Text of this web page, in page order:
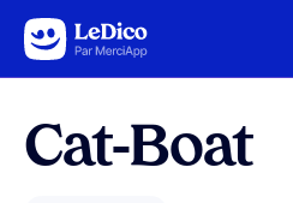
Aller au contenu
Cat-Boat